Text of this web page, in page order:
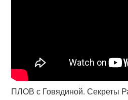
ПЛОВ с Говядиной. Секреты